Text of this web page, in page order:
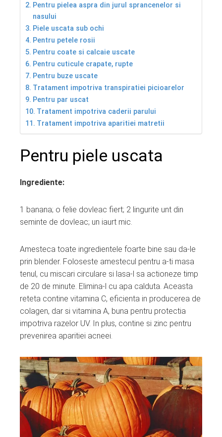
Pentru pielea aspra din jurul sprancenelor si
nasului
Piele uscata sub ochi
Pentru petele rosii
Pentru coate si calcaie uscate
Pentru cuticule crapate, rupte
Pentru buze uscate
Tratament impotriva transpiratiei picioarelor
Pentru par uscat
Tratament impotriva caderii parului
Tratament impotriva aparitiei matretii
Pentru piele uscata
Ingrediente:
1 banana; o felie dovleac fiert; 2 lingurite unt din
seminte de dovleac; un iaurt mic.
Amesteca toate ingredientele foarte bine sau da-le
prin blender. Foloseste amestecul pentru a-ti masa
tenul, cu miscari circulare si lasa-l sa actioneze timp
de 20 de minute. Elimina-l cu apa calduta. Aceasta
reteta contine vitamina C, eficienta in producerea de
colagen, dar si vitamina A, buna pentru protectia
impotriva razelor UV. In plus, contine si zinc pentru
prevenirea aparitiei acneei.